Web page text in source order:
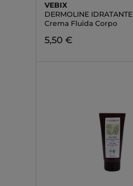
VEBIX
DERMOLINE IDRATANTE
Crema Fluida Corpo
5,50 €